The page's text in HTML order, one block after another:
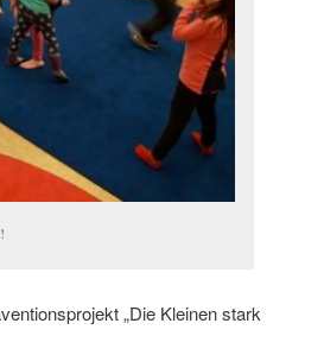
„Die Kleinen stark